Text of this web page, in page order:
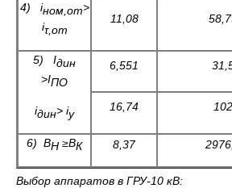
4) iном, от>
iτ,от
11,08
5) Iдин
>IПО
iдин> iу
6,551
16,74 102
6) ВН ≥ВК 8,37
Выбор аппаратов в